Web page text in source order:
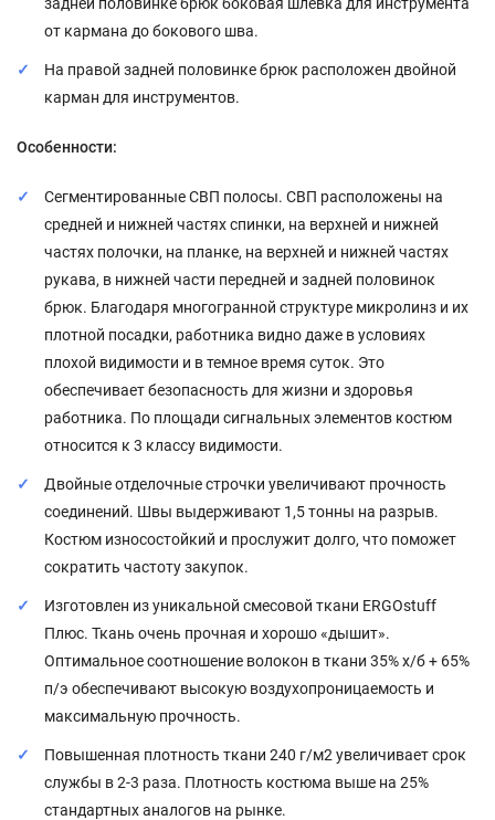
от кармана до бокового шва.
На правой задней половинке брюк расположен двойной
карман для инструментов.
Особенности:
Сегментированные СВП полосы. СВП расположены на
средней и нижней частях спинки, на верхней и нижней
частях полочки, на планке, на верхней и нижней частях
рукава, в нижней части передней и задней половинок
брюк. Благодаря многогранной структуре микролинз и их
плотной посадки, работника видно даже в условиях
плохой видимости и в темное время суток. Это
обеспечивает безопасность для жизни и здоровья
работника. По площади сигнальных элементов костюм
относится к 3 классу видимости.
Двойные отделочные строчки увеличивают прочность
соединений. Швы выдерживают 1,5 тонны на разрыв.
Костюм износостойкий и прослужит долго, что поможет
сократить частоту закупок.
Изготовлен из уникальной смесовой ткани ERGOstuff
Плюс. Ткань очень прочная и хорошо «дышит».
Оптимальное соотношение волокон в ткани 35% х/б + 65%
п/э обеспечивают высокую воздухопроницаемость и
максимальную прочность.
Повышенная плотность ткани 240 г/м2 увеличивает срок
службы в 2-3 раза. Плотность костюма выше на 25%
стандартных аналогов на рынке.